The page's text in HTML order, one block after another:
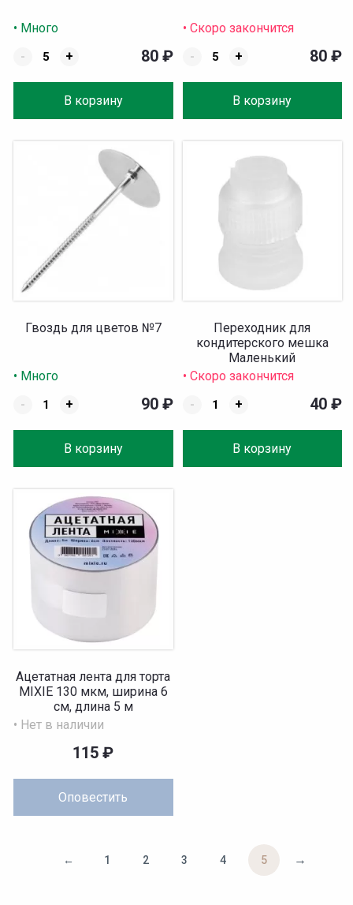
• Много
-
+
В корзину
80 ₽
• Скоро закончится
-
+
В корзину
80 ₽
Гвоздь для цветов №7
• Много
-
+
В корзину
90 ₽
Переходник для
кондитерского мешка
Маленький
• Скоро закончится
-
+
В корзину
40 ₽
Ацетатная лента для торта
MIXIE 130 мкм, ширина 6
см, длина 5 м
• Нет в наличии
Оповестить
115₽
← 1 2 3 4 5 →